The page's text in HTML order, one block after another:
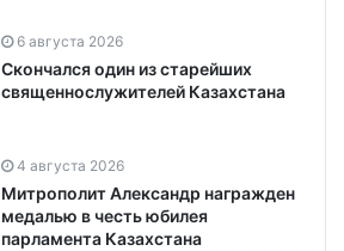
6 августа 2026
Скончался один из старейших
священнослужителей Казахстана
4 августа 2026
Митрополит Александр награжден
медалью в честь юбилея
парламента Казахстана